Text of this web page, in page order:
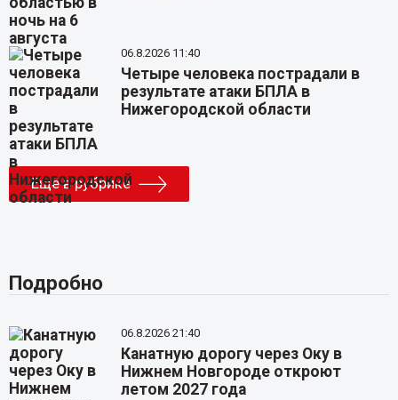
06.8.2026 11:40
Четыре человека пострадали в
результате атаки БПЛА в
Нижегородской области
Еще в рубрике
Подробно
06.8.2026 21:40
Канатную дорогу через Оку в
Нижнем Новгороде откроют
летом 2027 года